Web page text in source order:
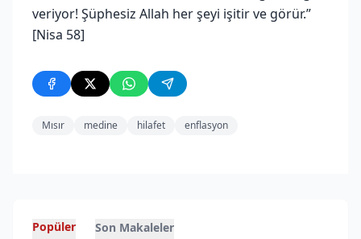
veriyor! Şüphesiz Allah her şeyi işitir ve görür.”
[Nisa 58]
Mısır medine hilafet enflasyon
Popüler Son Makaleler